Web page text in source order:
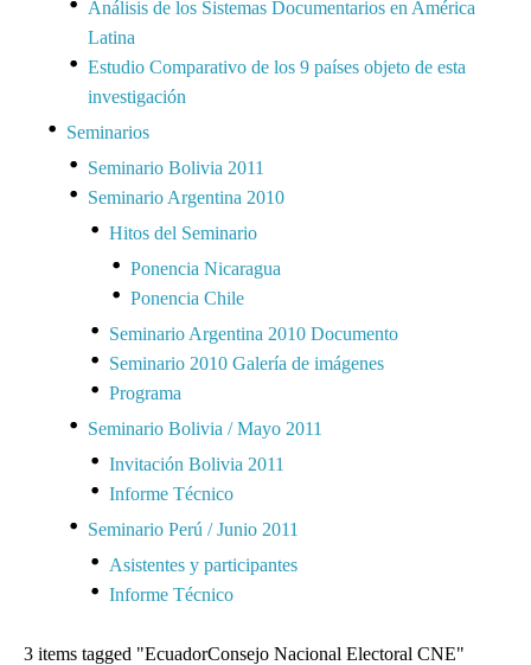
Análisis de los Sistemas Documentarios en América
Latina
Estudio Comparativo de los 9 países objeto de esta
investigación
Seminarios
Seminario Bolivia 2011
Seminario Argentina 2010
Hitos del Seminario
Ponencia Nicaragua
Ponencia Chile
Seminario Argentina 2010 Documento
Seminario 2010 Galería de imágenes
Programa
Seminario Bolivia / Mayo 2011
Invitación Bolivia 2011
Informe Técnico
Seminario Perú / Junio 2011
Asistentes y participantes
Informe Técnico
3 items tagged "EcuadorConsejo Nacional Electoral CNE"